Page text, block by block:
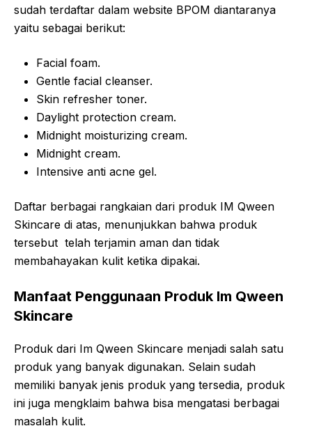
sudah terdaftar dalam website BPOM diantaranya
yaitu sebagai berikut:
Facial foam.
Gentle facial cleanser.
Skin refresher toner.
Daylight protection cream.
Midnight moisturizing cream.
Midnight cream.
Intensive anti acne gel.
Daftar berbagai rangkaian dari produk IM Qween
Skincare di atas, menunjukkan bahwa produk
tersebut telah terjamin aman dan tidak
membahayakan kulit ketika dipakai.
Manfaat Penggunaan Produk Im Qween
Skincare
Produk dari Im Qween Skincare menjadi salah satu
produk yang banyak digunakan. Selain sudah
memiliki banyak jenis produk yang tersedia, produk
ini juga mengklaim bahwa bisa mengatasi berbagai
masalah kulit.